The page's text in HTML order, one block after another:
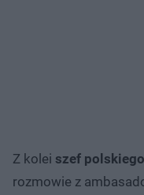
Z kolei szef
rozmowie z